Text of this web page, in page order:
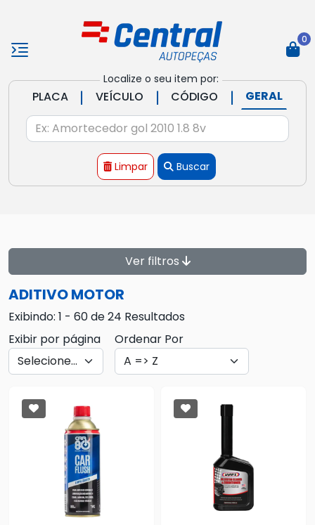
Localize o seu item por:
PLACA | VEÍCULO | CÓDIGO | GERAL
Limpar Buscar
0
Ver filtros
ADITIVO MOTOR
Exibindo: 1 - 60 de 24 Resultados
Exibir por página
Ordenar Por